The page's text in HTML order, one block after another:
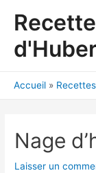
Accueil
Nage
Laisser un